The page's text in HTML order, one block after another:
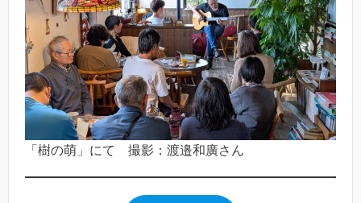
「樹の萌」にて 撮影：渡邉和廣さん